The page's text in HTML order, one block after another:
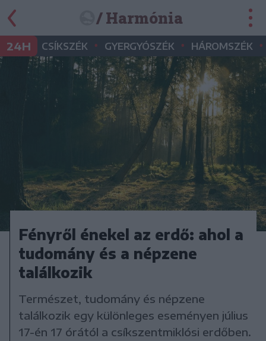
/ Harmónia
24H CSÍKSZÉK • GYERGYÓSZÉK • HÁROMSZÉK •
Fényről énekel az erdő: ahol a
tudomány és a népzene
találkozik
Természet, tudomány és népzene
találkozik egy különleges eseményen július
17-én 17 órától a csíkszentmiklósi erdőben.